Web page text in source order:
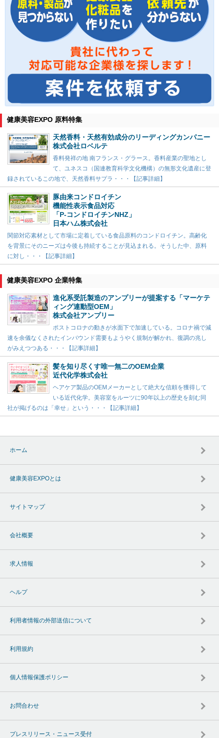
健康美容EXPO 原料特集
天然香料・天然有効成分のリーディングカンパニー
株式会社ロベルテ
香料発祥の地 南フランス・グラース。香料産業の聖地とし
て、ユネスコ（国連教育科学文化機構）の無形文化遺産に登
録されているこの地で、天然香料サプラ・・・【記事詳細】
豚由来コンドロイチン
機能性表示食品対応
「P-コンドロイチンNHZ」
日本ハム株式会社
関節対応素材として市場に定着している食品原料のコンドロイチン。高齢化
を背景にそのニーズは今後も持続することが見込まれる。そうした中、原料
に対し・・・【記事詳細】
健康美容EXPO 企業特集
進化系受託製造のアンプリーが提案する「マーケテ
ィング連動型OEM」
株式会社アンプリー
ポストコロナの動きが水面下で加速している。コロナ禍で減
速を余儀なくされたインバウンド需要もようやく規制が解かれ、復調の兆し
がみえつつある・・・【記事詳細】
髪を知り尽くす唯一無二のOEM企業
近代化学株式会社
ヘアケア製品のOEMメーカーとして絶大な信頼を獲得して
いる近代化学。美容室をルーツに90年以上の歴史を刻む同
社が掲げるのは「幸せ」という・・・【記事詳細】
ホーム
健康美容EXPOとは
サイトマップ
会社概要
求人情報
ヘルプ
利用者情報の外部送信について
利用規約
個人情報保護ポリシー
お問合わせ
プレスリリース・ニュース受付